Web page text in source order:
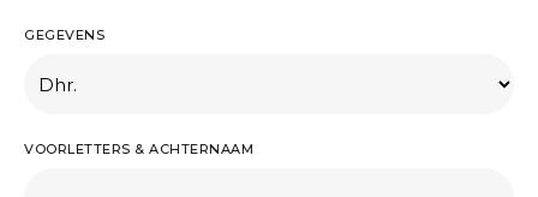
GEGEVENS
VOORLETTERS & ACHTERNAAM